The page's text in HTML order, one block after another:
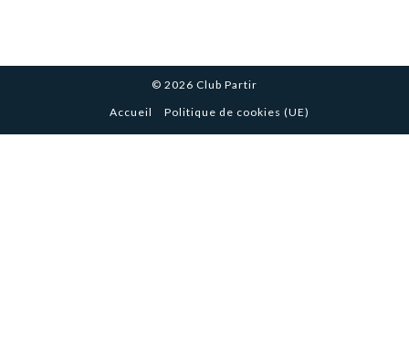
© 2026 Club Partir
Accueil
Politique de cookies (UE)